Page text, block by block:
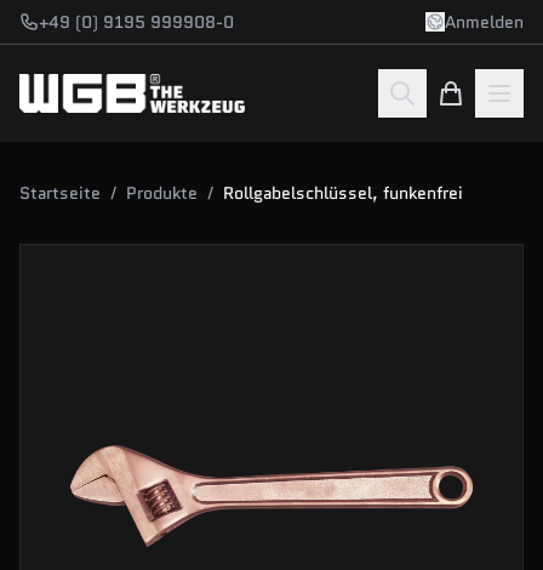
Zum Hauptinhalt springen
+49 (0) 9195 999908-0 Anmelden
Startseite / Produkte / Rollgabelschlüssel, funkenfrei